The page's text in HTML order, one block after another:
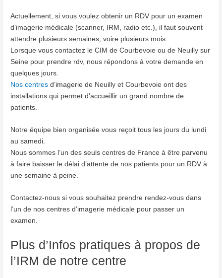
Actuellement, si vous voulez obtenir un RDV pour un examen
d’imagerie médicale (scanner, IRM, radio etc.), il faut souvent
attendre plusieurs semaines, voire plusieurs mois.
Lorsque vous contactez le CIM de Courbevoie ou de Neuilly sur
Seine pour prendre rdv, nous répondons à votre demande en
quelques jours.
Nos centres d’imagerie de Neuilly et Courbevoie ont des
installations qui permet d’accueillir un grand nombre de
patients.
Notre équipe bien organisée vous reçoit tous les jours du lundi
au samedi.
Nous sommes l’un des seuls centres de France à être parvenu
à faire baisser le délai d’attente de nos patients pour un RDV à
une semaine à peine.
Contactez-nous si vous souhaitez prendre rendez-vous dans
l’un de nos centres d’imagerie médicale pour passer un
examen.
Plus d’Infos pratiques à propos de
l’IRM de notre centre